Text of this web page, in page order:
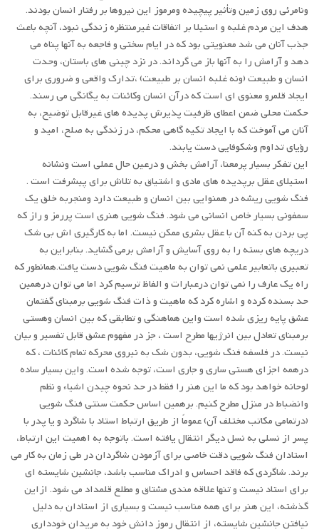
ونامرئی روی زمین وتأثیر پیچیده ومرموز این نیروها بر رفتار انسان بودند.
هدف این مردم غلبه و استیلا بر اتفاقات غیرمنتظره زندگی نبود، آنچه باعث
جذب آنان می شد معنویتی بود که در ایام سختی و فاجعه به آنها پناه می
دهد و آرامش را به آنها باز می گرداند. در نزد چینی های باستان، وحدت
انسان و طبیعت (ونه غلبه انسان بر طبیعت) ،تدارک واقعی و ضروری برای
ایجاد قلمرو معنوی ای است که درآن انسان وکائنات به یگانگی می رسند.
حکمت محلی ضمن اعطای ظرفیت پذیرش پدیده های غیرقابل توضیح، به
آنان می آموخت که با ایجاد تکیه گاهی محکم، در زندگی به صلح، امید و
رؤیای تداوم وشکوفایی دست یابند.
این تفکر بسیار پرمعنا، آرامش بخش و درعین حال عملی است ونشانه
استیلای عقل برپدیده های مادی و اشتیاق به تلاش برای پیشرفت است .
فنگ شویی ریشه در همنوایی بین انسان و طبیعت دارد ومنجربه خلق یک
سمفونی بسیار خاص انسانی می شود. فنگ شویی هنری است پررمز و راز که
پی بردن به کنه آن با عقل بشری ممکن نیست. اما به کارگیری اش بی شک
دریچه های بسته را به روی آسایش و آرامش برمی گشاید. بنابراین به
تعبیری باتعابیر علمی نمی توان به ماهیت فنگ شویی دست یافت.همانطور که
راه یک عارف را نمی توان درعبارات و الفاظ ترسیم کرد اما می توان درهمین
حد بسنده کرده و اشاره کرد که ماهیت و ذات فنگ شویی برمبنای گفتمان
عشق پایه ریزی شده است واین هماهنگی و تطابقی که بین انسان وهستی
برمبنای تعادل بین انرژیها مطرح است ، جز در مفهوم عشق قابل تفسیر و بیان
نیست. در فلسفه فنگ شویی، بدون شک به نیروی محرکه تمام کائنات ، که
درهمه اجزای هستی ساری و جاری است، توجه شده است. واین بسیار ساده
لوحانه خواهد بود که ما این هنر را فقط در حد نحوه چیدن اشیاء و نظم
وانضباط در منزل مطرح کنیم. برهمین اساس حکمت سنتی فنگ شویی
(درتمامی مکاتب مختلف آن) عموماً از طریق ارتباط استاد با شاگرد و یا پدر با
پسر از نسلی به نسل دیگر انتقال یافته است. باتوجه به اهمیت این ارتباط،
استادان فنگ شویی دقت خاصی برای آزمودن شاگردان در طی زمان به کار می
برند. شاگردی که فاقد احساس و ادراک مناسب باشد، جانشین شایسته ای
برای استاد نیست و تنها علاقه مندی مشتاق و مطلع قلمداد می شود. ازاین
گذشته، این هنر برای همه مناسب نیست و بسیاری از استادان به دلیل
نیافتن جانشین شایسته، از انتقال رموز دانش خود به مریدان خودداری